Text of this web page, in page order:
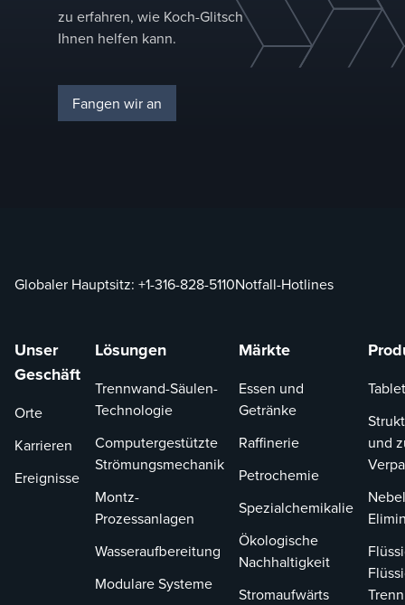
zu erfahren, wie Koch-Glitsch
Ihnen helfen kann.
Fangen wir an
Globaler Hauptsitz: +1-316-828-5110Notfall-Hotlines
Unser
Geschäft
Orte
Karrieren
Ereignisse
Lösungen
Trennwand-Säulen-
Technologie
Computergestützte
Strömungsmechanik
Montz-
Prozessanlagen
Wasseraufbereitung
Modulare Systeme
Märkte
Essen und
Getränke
Raffinerie
Petrochemie
Spezialchemikalie
Ökologische
Nachhaltigkeit
Stromaufwärts
und